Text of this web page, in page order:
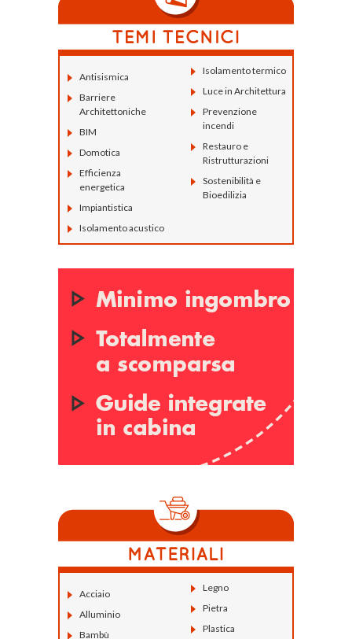
Antisismica
Barriere
Architettoniche
BIM
Domotica
Efficienza
energetica
Impiantistica
Isolamento acustico
Isolamento termico
Luce in Architettura
Prevenzione
incendi
Restauro e
Ristrutturazioni
Sostenibilità e
Bioedilizia
Acciaio
Alluminio
Bambù
Legno
Pietra
Plastica